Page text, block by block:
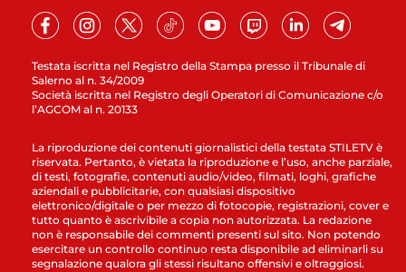
Testata iscritta nel Registro della Stampa presso il Tribunale di
Salerno al n. 34/2009
Società iscritta nel Registro degli Operatori di Comunicazione c/o
l’AGCOM al n. 20133
La riproduzione dei contenuti giornalistici della testata STILETV è
riservata. Pertanto, è vietata la riproduzione e l’uso, anche parziale,
di testi, fotografie, contenuti audio/video, filmati, loghi, grafiche
aziendali e pubblicitarie, con qualsiasi dispositivo
elettronico/digitale o per mezzo di fotocopie, registrazioni, cover e
tutto quanto è ascrivibile a copia non autorizzata. La redazione
non è responsabile dei commenti presenti sul sito. Non potendo
esercitare un controllo continuo resta disponibile ad eliminarli su
segnalazione qualora gli stessi risultano offensivi e oltraggiosi.